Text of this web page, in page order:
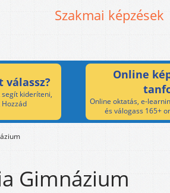
Szakmai képzések
válassz?
kideríteni,
Online
Online oktatás, e-
és válogass 165+
Gimnázium